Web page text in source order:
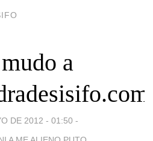
a
DE 2012 - 01:50 -